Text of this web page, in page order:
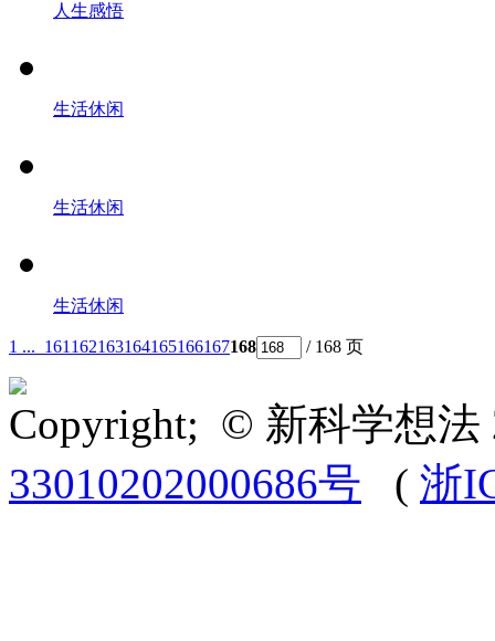
人生感悟
生活休闲
生活休闲
生活休闲
1 ... 161 162163164165166167168 / 168 页
Copyright; © 新科学想
33010202000686号 ( 浙